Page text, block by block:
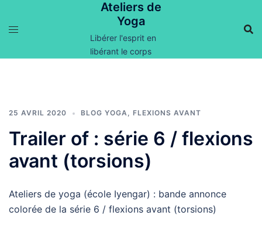
Ateliers de
Yoga
Libérer l'esprit en
libérant le corps
25 AVRIL 2020 BLOG YOGA, FLEXIONS AVANT
Trailer of : série 6 / flexions
avant (torsions)
Ateliers de yoga (école Iyengar) : bande annonce
colorée de la série 6 / flexions avant (torsions)